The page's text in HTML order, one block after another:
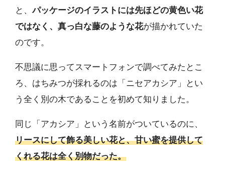
と、パッケージのイラストには先ほどの黄色い花
ではなく、真っ白な藤のような花が描かれていた
のです。
不思議に思ってスマートフォンで調べてみたとこ
ろ、はちみつが採れるのは「ニセアカシア」とい
う全く別の木であることを初めて知りました。
同じ「アカシア」という名前がついているのに、
リースにして飾る美しい花と、甘い蜜を提供して
くれる花は全く別物だった。